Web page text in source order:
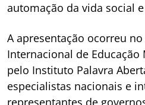
automação da vida social
A apresentação ocorreu no
Internacional de
pelo Instituto Palavra
especialistas nacionais e